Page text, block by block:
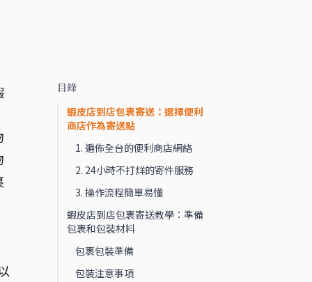
目錄
蝦皮店到店包裹寄送：選擇便利
商店作為寄送點
1. 遍佈全台的便利商店網絡
2. 24小時不打烊的寄件服務
3. 操作流程簡單易懂
蝦皮店到店包裹寄送教學：準備
包裹和包裝材料
包裹包裝準備
包裝注意事項